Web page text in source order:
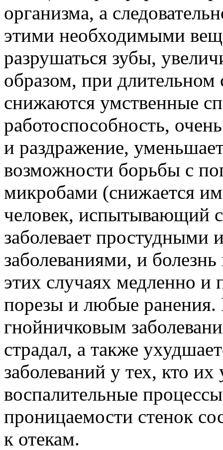
организма, а
этими необходимыми
разрушаться зубы,
образом, при длительном
снижаются умственные
работоспособность,
и раздражение,
возможности борьбы с
микробами (снижается
человек, испытывающий
заболевает
заболеваниями, и
этих случаях медленно
порезы и любые ранения.
гнойничковым
страдал, а также
заболеваний у тех, кто
воспалительные
проницаемости стенок
к отекам.